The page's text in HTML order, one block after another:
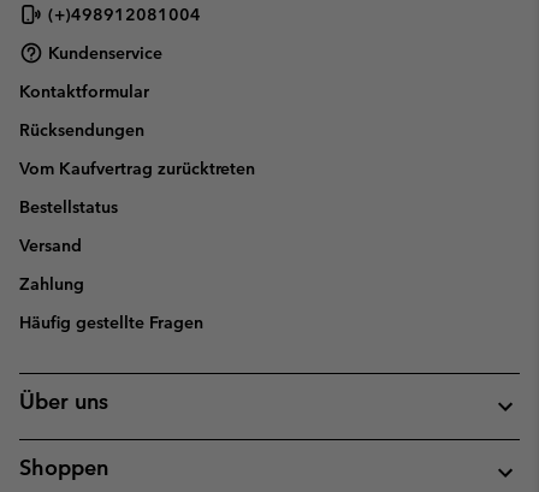
(+)498912081004
Kundenservice
Kontaktformular
Rücksendungen
Vom Kaufvertrag zurücktreten
Bestellstatus
Versand
Zahlung
Häufig gestellte Fragen
Über uns
Shoppen